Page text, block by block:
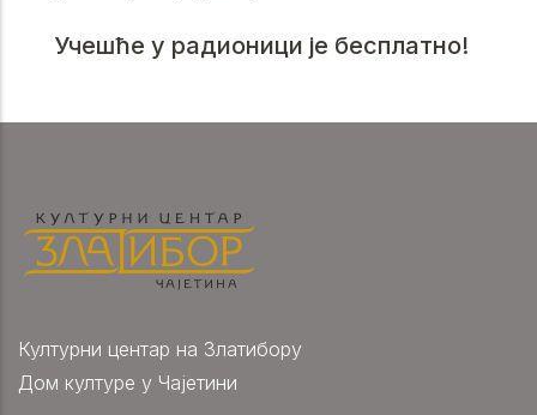
Учешће у радионици је бесплатно!
Културни центар на Златибору
Дом културе у Чајетини